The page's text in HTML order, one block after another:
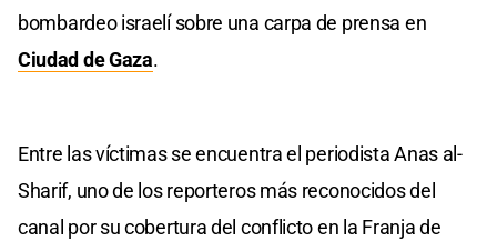
bombardeo israelí sobre una carpa de prensa en
Ciudad de Gaza.
Entre las víctimas se encuentra el periodista Anas al-
Sharif, uno de los reporteros más reconocidos del
canal por su cobertura del conflicto en la Franja de